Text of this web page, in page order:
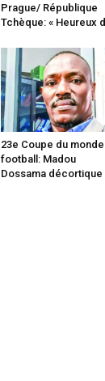
Prague/ République
Tchèque: « Heureux
23e Coupe du
football: Madou
Dossama décortique